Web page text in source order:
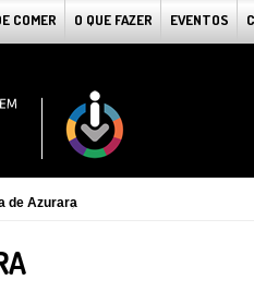
COMER O QUE FAZER EVENTOS
de Azurara